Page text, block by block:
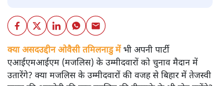
क्याअसदउद्दीन ओवैसीतमिलनाडु में भी अपनी पार्टी
एआईएमआईएम (मजलिस) के उम्मीदवारों को चुनाव मैदान में
उतारेंगे? क्या मजलिस के उम्मीदवारों की वजह से बिहार में तेजस्वी